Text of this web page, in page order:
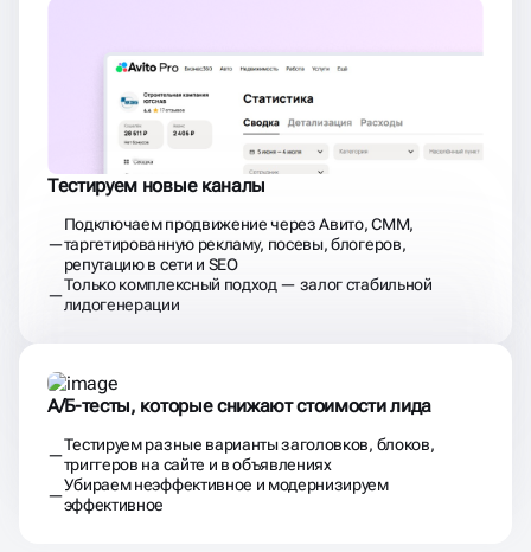
Тестируем новые каналы
Подключаем продвижение через Авито, СММ,
таргетированную рекламу, посевы, блогеров,
репутацию в сети и SEO
Только комплексный подход — залог стабильной
лидогенерации
А/Б-тесты, которые снижают стоимости лида
Тестируем разные варианты заголовков, блоков,
триггеров на сайте и в объявлениях
Убираем неэффективное и модернизируем
эффективное